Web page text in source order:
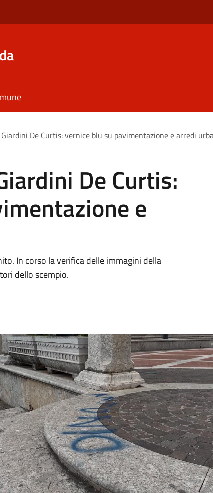
De Curtis: vernice blu su pavimentazione e arredi
De Curtis:
e
In corso la verifica delle immagini della
dello scempio.